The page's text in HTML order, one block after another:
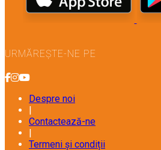
URMĂREȘTE-NE PE
Despre noi
|
Contactează-ne
|
Termeni și condiții